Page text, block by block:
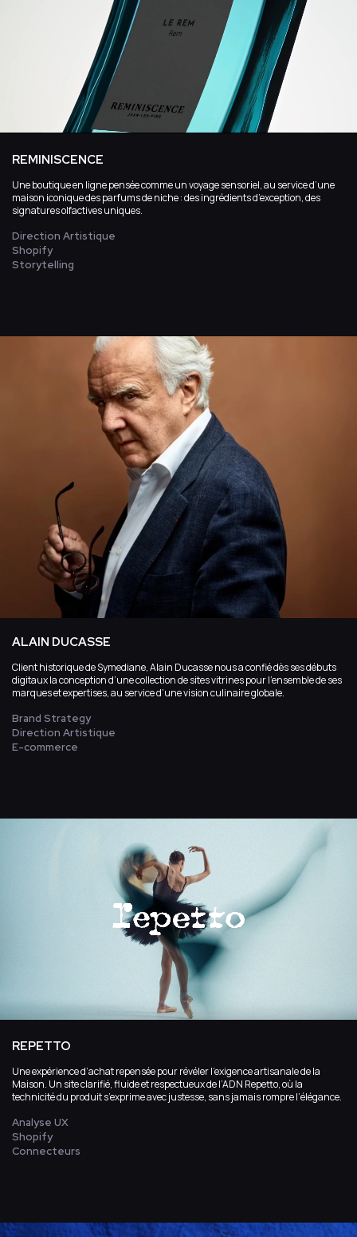
REMINISCENCE
Une boutique en ligne pensée comme un voyage sensoriel, au service d’une
maison iconique des parfums de niche : des ingrédients d’exception, des
signatures olfactives uniques.
Direction Artistique
Shopify
Storytelling
ALAIN DUCASSE
Client historique de Symediane, Alain Ducasse nous a confié dès ses débuts
digitaux la conception d’une collection de sites vitrines pour l’ensemble de ses
marques et expertises, au service d’une vision culinaire globale.
Brand Strategy
Direction Artistique
E-commerce
REPETTO
Une expérience d’achat repensée pour révéler l’exigence artisanale de la
Maison. Un site clarifié, fluide et respectueux de l’ADN Repetto, où la
technicité du produit s’exprime avec justesse, sans jamais rompre l’élégance.
Analyse UX
Shopify
Connecteurs